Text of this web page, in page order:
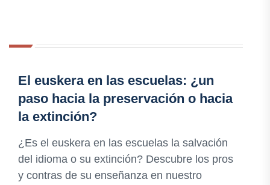
El euskera en las escuelas: ¿un
paso hacia la preservación o hacia
la extinción?
¿Es el euskera en las escuelas la salvación
del idioma o su extinción? Descubre los pros
y contras de su enseñanza en nuestro